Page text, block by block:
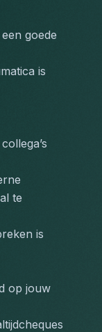
goede
is
te
is
op jouw